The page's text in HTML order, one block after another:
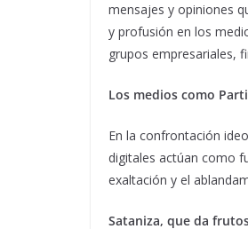
mensajes y opiniones
y profusión en los
grupos empresariales,
Los medios como
En la confrontación
digitales actúan como
exaltación y el
Sataniza, que da